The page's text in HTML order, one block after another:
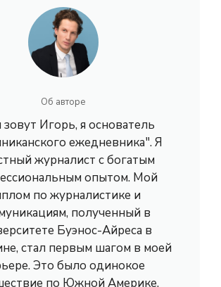
Об авторе
Игорь, я основатель
ежедневника". Я
журналист с богатым
опытом. Мой
по журналистике и
полученный в
Буэнос-Айреса в
стал первым шагом в моей
Это было одинокое
по Южной Америке,